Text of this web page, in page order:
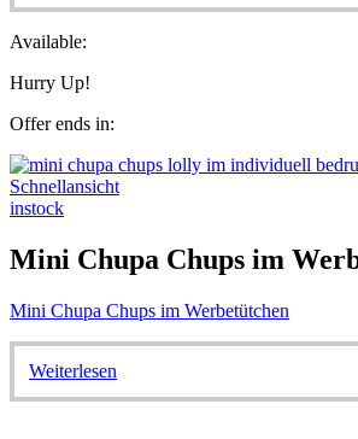
Available:
Hurry Up!
Offer ends in:
Schnellansicht
instock
Mini Chupa Chups im
Mini Chupa Chups im Werbetütchen
Weiterlesen